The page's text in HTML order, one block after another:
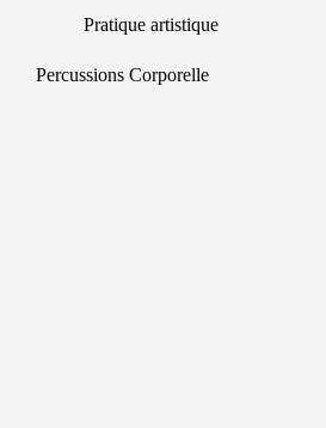
Pratique artistique
Percussions Corporelle